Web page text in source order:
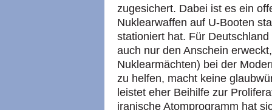
zugesichert. Dabei ist es ein
Nuklearwaffen auf U-Booten
stationiert hat. Für
auch nur den Anschein
Nuklearmächten) bei der
zu helfen, macht keine
leistet eher Beihilfe zur
iranische Atomprogramm hat